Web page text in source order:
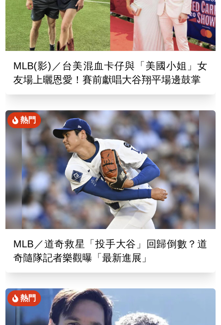
MLB(影)／台美混血卡仔與「美國小姐」女
友場上曬恩愛！賽前獻唱大谷翔平場邊鼓掌
熱門
MLB／道奇救星「投手大谷」回歸倒數？道
奇隨隊記者樂觀曝「最新進展」
熱門